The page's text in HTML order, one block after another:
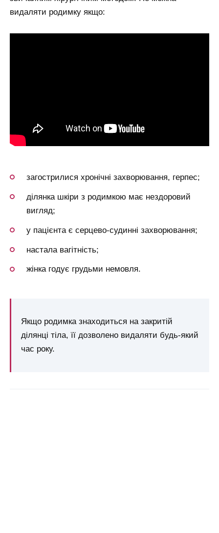
видаляти родимку якщо:
загострилися хронічні захворювання, герпес;
ділянка шкіри з родимкою має нездоровий
вигляд;
у пацієнта є серцево-судинні захворювання;
настала вагітність;
жінка годує грудьми немовля.
Якщо родимка знаходиться на закритій
ділянці тіла, її дозволено видаляти будь-який
час року.